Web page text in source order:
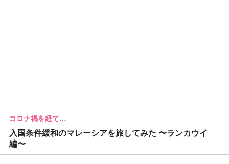
コロナ禍を経て…
入国条件緩和のマレーシアを旅してみた 〜ランカウイ
編〜